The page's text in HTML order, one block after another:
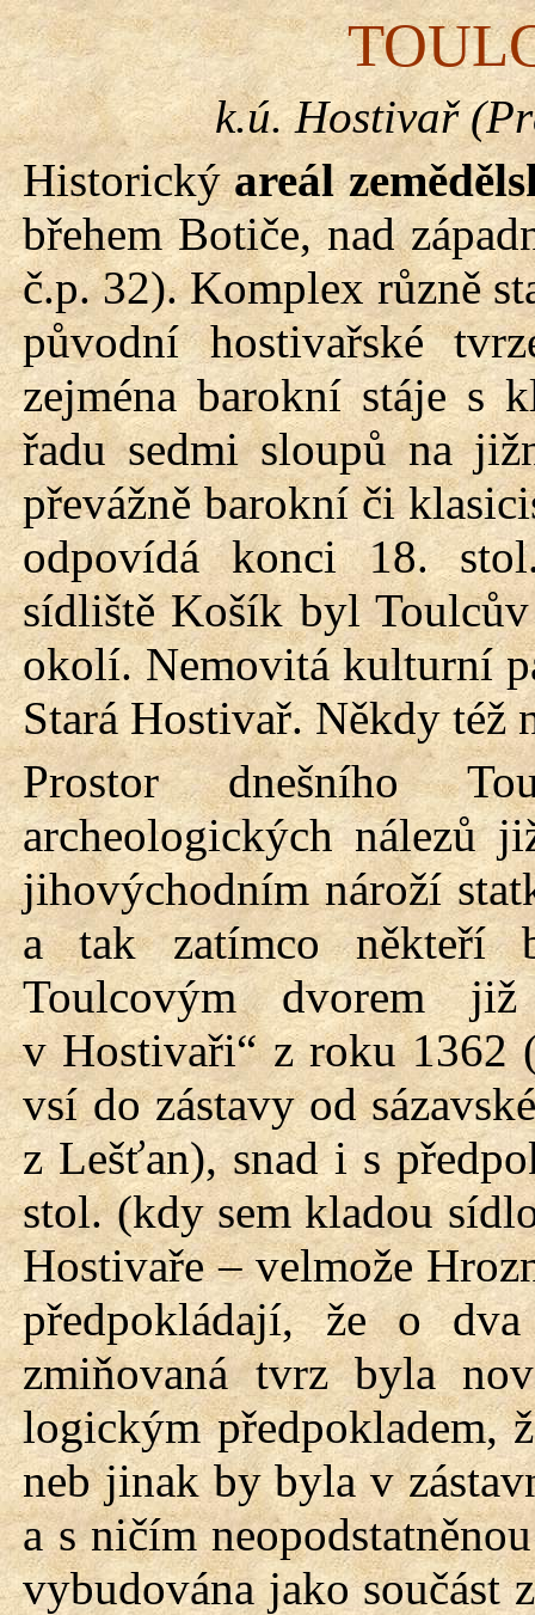
k.ú. Hostivař
Historickýareál
břehem Botiče, nad
č.p. 32). Komplex různě
původní hostivařské
zejména barokní stáje s
řadu sedmi sloupů na
převážně barokní či
odpovídá konci 18.
sídliště Košík byl
okolí. Nemovitá kulturní
Stará Hostivař. Někdy též
Prostor dnešního
archeologických nálezů
jihovýchodním nároží
a tak zatímco někteří
Toulcovým dvorem
v Hostivaři“ z roku 1362
vsí do zástavy od
z Lešťan), snad i s
stol. (kdy sem kladou
Hostivaře – velmože
předpokládají, že o
zmiňovaná tvrz byla
logickým předpokladem,
neb jinak by byla v
a s ničím
vybudována jako součást